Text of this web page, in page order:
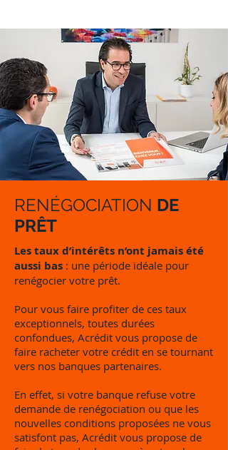
RENÉGOCIATION DE
PRÊT
Les taux d’intérêts n’ont jamais été
aussi bas : une période idéale pour
renégocier votre prêt.
Pour vous faire profiter de ces taux
exceptionnels, toutes durées
confondues, Acrédit vous propose de
faire racheter votre crédit en se tournant
vers nos banques partenaires.
En effet, si votre banque refuse votre
demande de renégociation ou que les
nouvelles conditions proposées ne vous
satisfont pas, Acrédit vous propose de